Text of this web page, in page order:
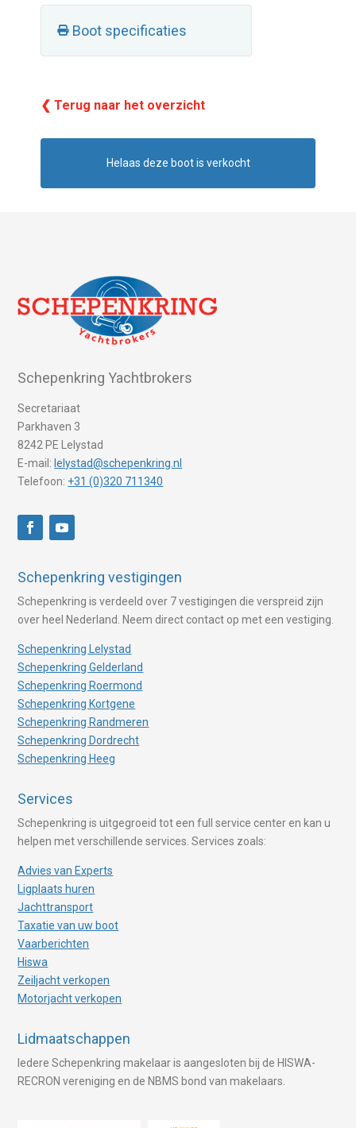
Boot specificaties
❮ Terug naar het overzicht
Helaas deze boot is verkocht
Schepenkring Yachtbrokers
Secretariaat
Parkhaven 3
8242 PE Lelystad
E-mail: lelystad@schepenkring.nl
Telefoon: +31 (0)320 711340
Schepenkring vestigingen
Schepenkring is verdeeld over 7 vestigingen die verspreid zijn
over heel Nederland. Neem direct contact op met een vestiging.
Schepenkring Lelystad
Schepenkring Gelderland
Schepenkring Roermond
Schepenkring Kortgene
Schepenkring Randmeren
Schepenkring Dordrecht
Schepenkring Heeg
Services
Schepenkring is uitgegroeid tot een full service center en kan u
helpen met verschillende services. Services zoals:
Advies van Experts
Ligplaats huren
Jachttransport
Taxatie van uw boot
Vaarberichten
Hiswa
Zeiljacht verkopen
Motorjacht verkopen
Lidmaatschappen
Iedere Schepenkring makelaar is aangesloten bij de HISWA-
RECRON vereniging en de NBMS bond van makelaars.